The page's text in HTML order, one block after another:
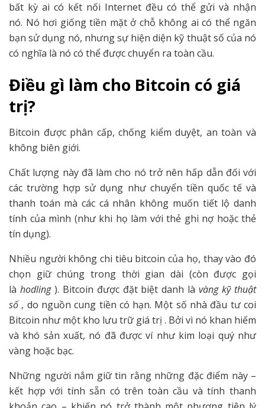
bất kỳ ai có kết nối Internet đều có thể gửi và nhận
nó. Nó hơi giống tiền mặt ở chỗ không ai có thể ngăn
bạn sử dụng nó, nhưng sự hiện diện kỹ thuật số của nó
có nghĩa là nó có thể được chuyển ra toàn cầu.
Điều gì làm cho Bitcoin có giá
trị?
Bitcoin được phân cấp, chống kiểm duyệt, an toàn và
không biên giới.
Chất lượng này đã làm cho nó trở nên hấp dẫn đối với
các trường hợp sử dụng như chuyển tiền quốc tế và
thanh toán mà các cá nhân không muốn tiết lộ danh
tính của mình (như khi họ làm với thẻ ghi nợ hoặc thẻ
tín dụng).
Nhiều người không chi tiêu bitcoin của họ, thay vào đó
chọn giữ chúng trong thời gian dài (còn được gọi
là hodling). Bitcoin được đặt biệt danh làvàng kỹ thuật
số, do nguồn cung tiền có hạn. Một số nhà đầu tư coi
Bitcoin như một kho lưu trữ giá trị . Bởi vì nó khan hiếm
và khó sản xuất, nó đã được ví như kim loại quý như
vàng hoặc bạc.
Những người nắm giữ tin rằng những đặc điểm này –
kết hợp với tính sẵn có trên toàn cầu và tính thanh